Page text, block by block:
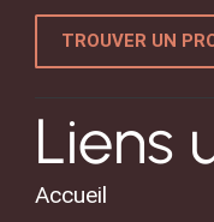
TROUVER UN
Liens
Accueil